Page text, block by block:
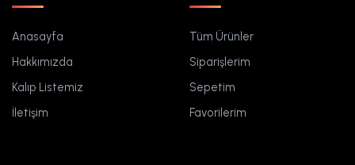
Anasayfa
Hakkımızda
Kalıp Listemiz
İletişim
Tüm Ürünler
Siparişlerim
Sepetim
Favorilerim